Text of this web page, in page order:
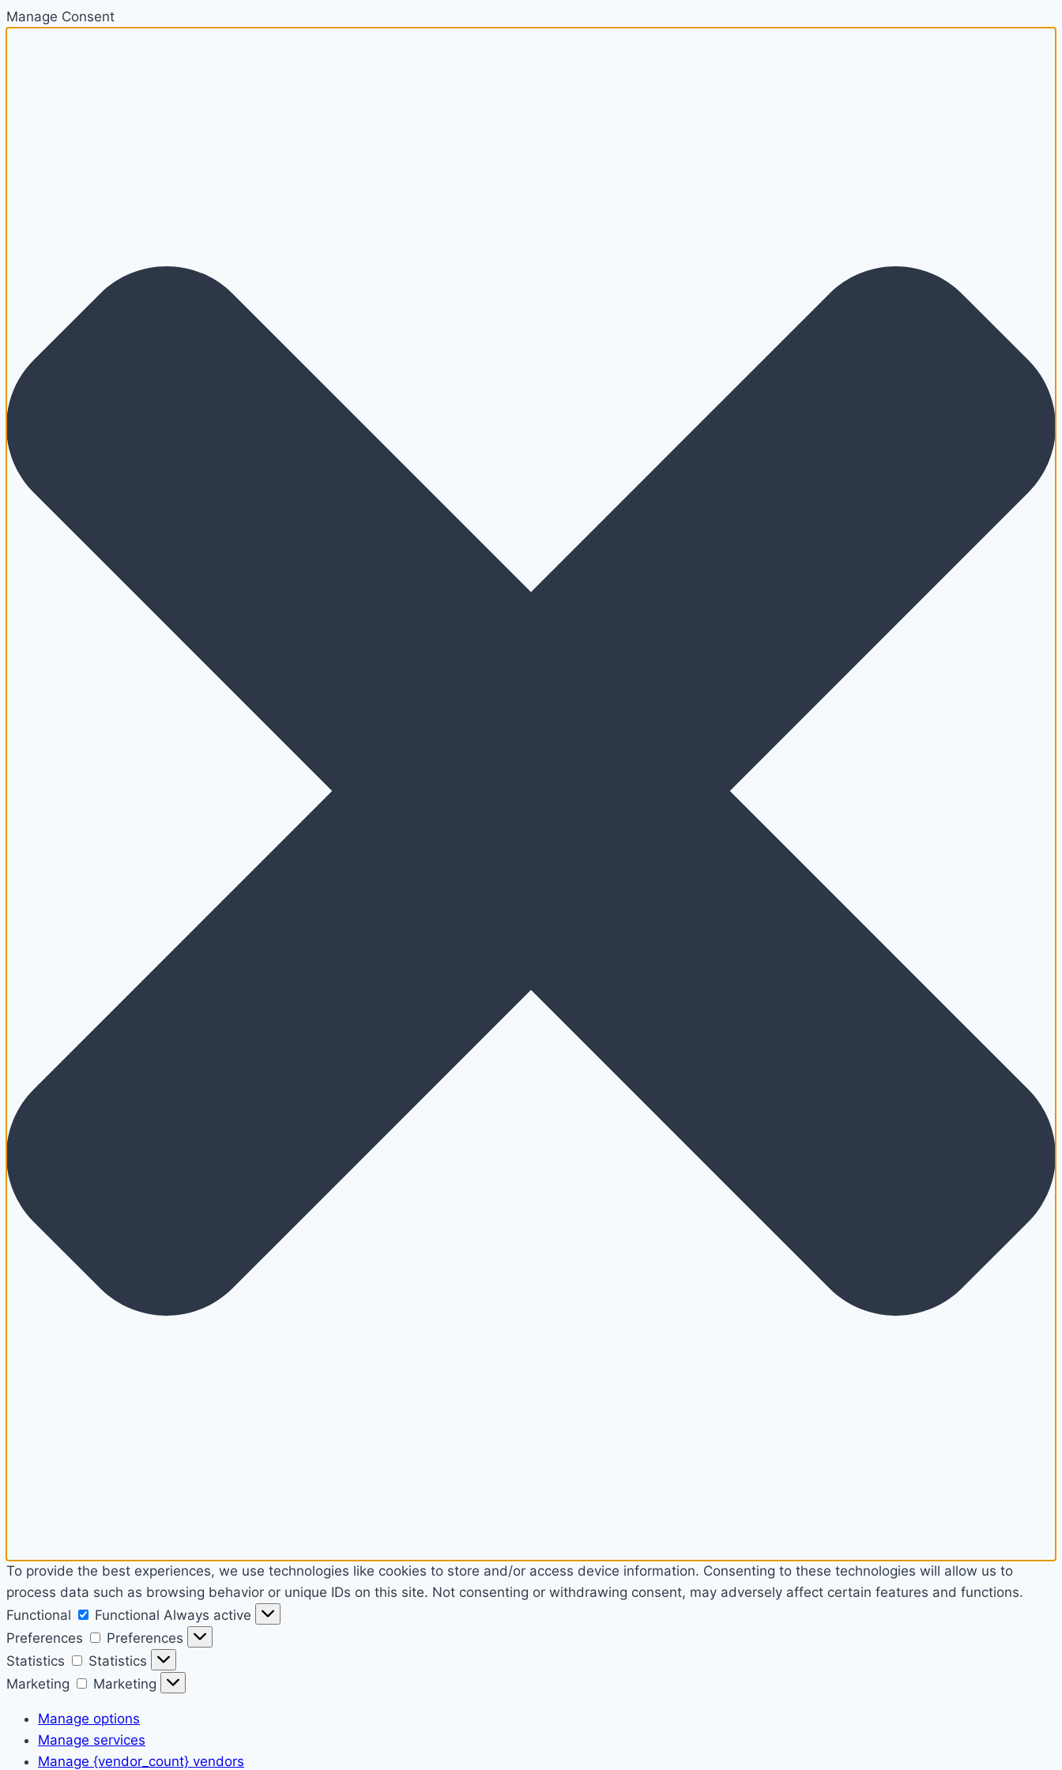
Manage Consent
To provide the best experiences, we use technologies like cookies to store and/or access device information. Consenting to these technologies will allow us to
process data such as browsing behavior or unique IDs on this site. Not consenting or withdrawing consent, may adversely affect certain features and functions.
Functional
Functional Always active
Preferences
Preferences
Statistics
Statistics
Marketing
Marketing
Manage options
Manage services
Manage {vendor_count} vendors